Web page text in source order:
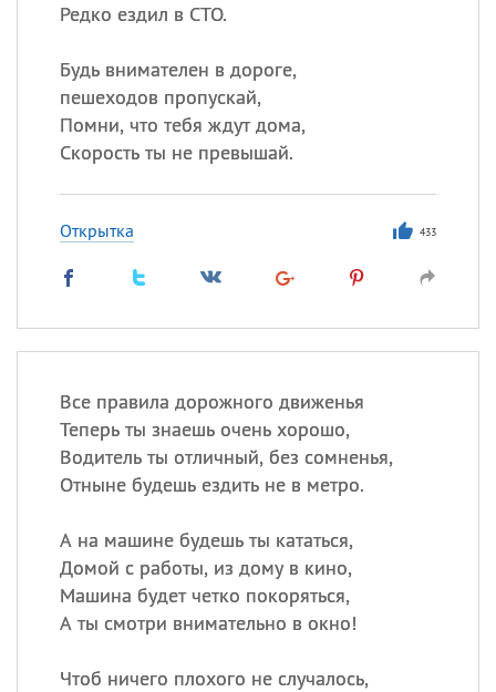
Редко ездил в СТО.
Будь внимателен в дороге,
пешеходов пропускай,
Помни, что тебя ждут дома,
Скорость ты не превышай.
Открытка 433
Все правила дорожного движенья
Теперь ты знаешь очень хорошо,
Водитель ты отличный, без сомненья,
Отныне будешь ездить не в метро.
А на машине будешь ты кататься,
Домой с работы, из дому в кино,
Машина будет четко покоряться,
А ты смотри внимательно в окно!
Чтоб ничего плохого не случалось,